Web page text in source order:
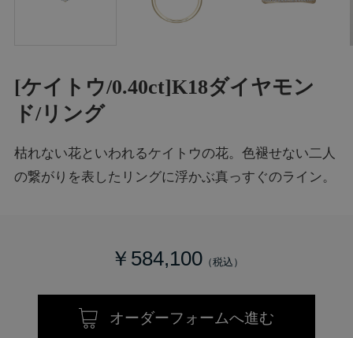
[ケイトウ/0.40ct]K18ダイヤモン
ド/リング
枯れない花といわれるケイトウの花。色褪せない二人
の繋がりを表したリングに浮かぶ真っすぐのライン。
￥584,100
オーダーフォームへ進む